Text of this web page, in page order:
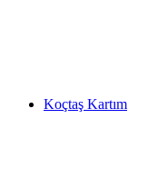
Koçtaş Kartım